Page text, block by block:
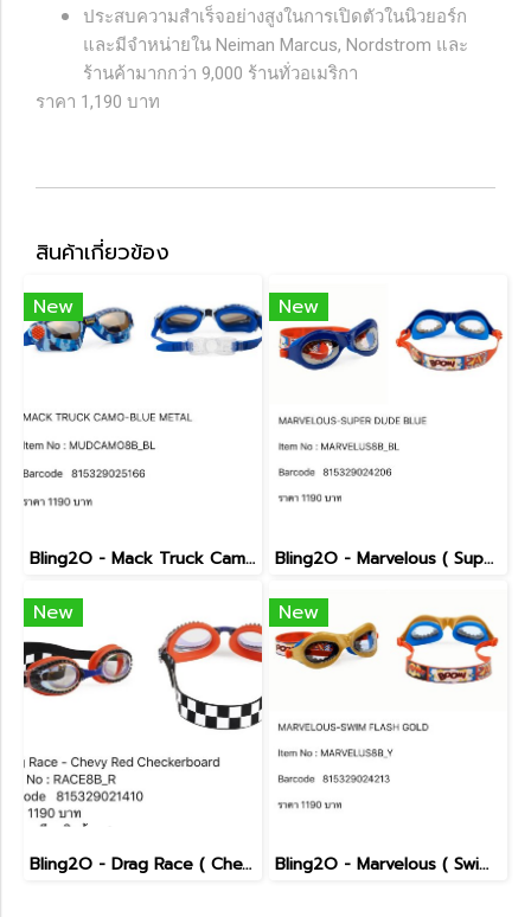
ประสบความสำเร็จอย่างสูงในการเปิดตัวในนิวยอร์ก
และมีจำหน่ายใน Neiman Marcus, Nordstrom และ
ร้านค้ามากกว่า 9,000 ร้านทั่วอเมริกา
ราคา 1,190 บาท
สินค้าเกี่ยวข้อง
New
Bling2O - Mack Truck Camo ( Blue Metal )
New
Bling2O - Marvelous ( Super Dude Blue )
New
Bling2O - Drag Race ( Chevy Red Checkerboard )
New
Bling2O - Marvelous ( Swim Flash Gold )